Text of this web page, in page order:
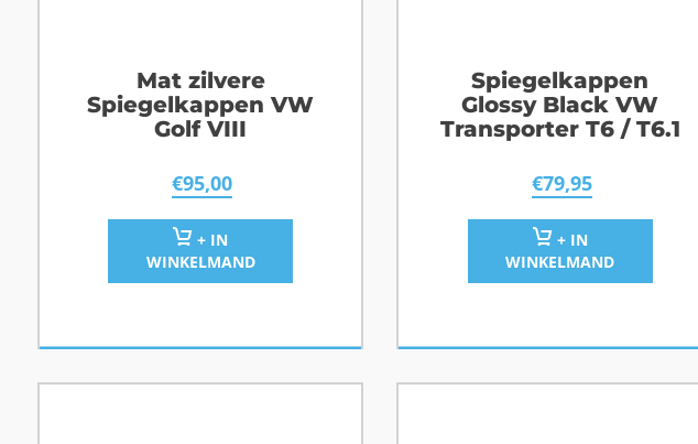
Mat zilvere
Spiegelkappen VW
Golf VIII
€95,00
+ IN
WINKELMAND
Spiegelkappen
Glossy Black VW
Transporter T6 / T6.1
€79,95
+ IN
WINKELMAND